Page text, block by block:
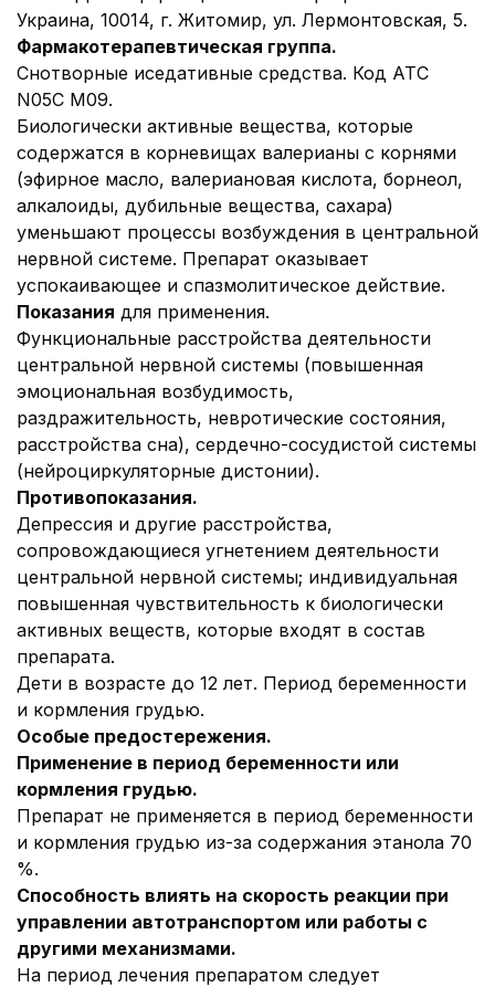
Украина, 10014, г. Житомир, ул. Лермонтовская, 5.
Фармакотерапевтическая группа.
Снотворные иседативные средства. Код АТС
N05C M09.
Биологически активные вещества, которые
содержатся в корневищах валерианы с корнями
(эфирное масло, валериановая кислота, борнеол,
алкалоиды, дубильные вещества, сахара)
уменьшают процессы возбуждения в центральной
нервной системе. Препарат оказывает
успокаивающее и спазмолитическое действие.
Показания для применения.
Функциональные расстройства деятельности
центральной нервной системы (повышенная
эмоциональная возбудимость,
раздражительность, невротические состояния,
расстройства сна), сердечно-сосудистой системы
(нейроциркуляторные дистонии).
Противопоказания.
Депрессия и другие расстройства,
сопровождающиеся угнетением деятельности
центральной нервной системы; индивидуальная
повышенная чувствительность к биологически
активных веществ, которые входят в состав
препарата.
Дети в возрасте до 12 лет. Период беременности
и кормления грудью.
Особые предостережения.
Применение в период беременности или
кормления грудью.
Препарат не применяется в период беременности
и кормления грудью из-за содержания этанола 70
%.
Способность влиять на скорость реакции при
управлении автотранспортом или работы с
другими механизмами.
На период лечения препаратом следует